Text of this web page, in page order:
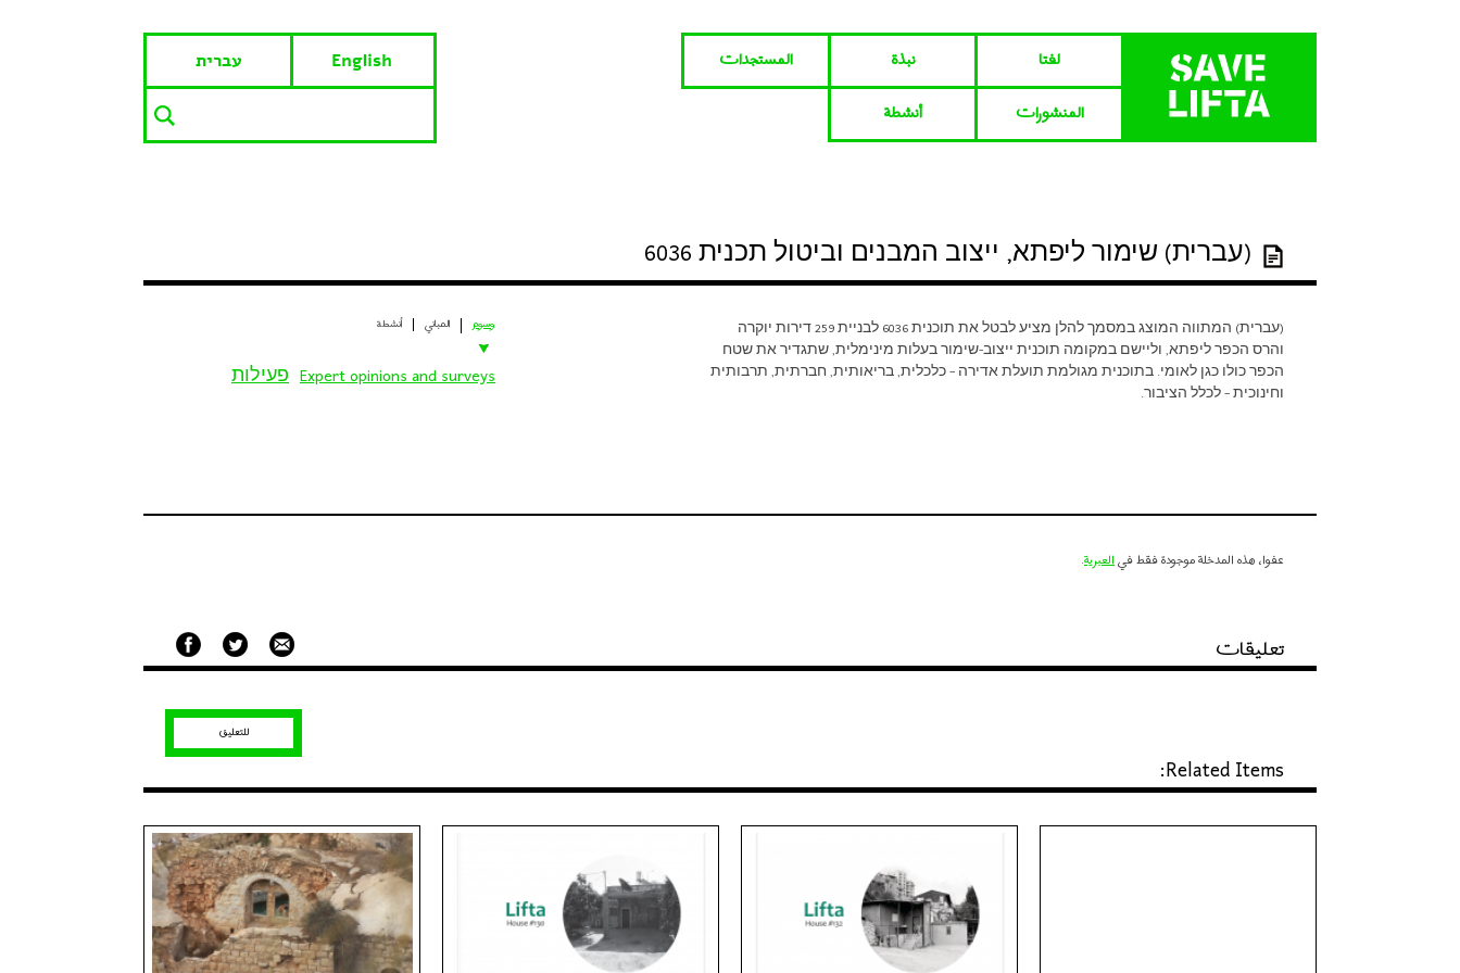
لفتا‎‎ نبذة
المستجدات
المنشورات
أنشطة
English עברית
(עברית) שימור ליפתא, ייצוב המבנים וביטול תכנית 6036
وسوم المباني أنشطة
Expert opinions and surveys פעילות
(עברית) המתווה המוצג במסמך להלן מציע לבטל את תוכנית 6036 לבניית 259 דירות יוקרה
והרס הכפר ליפתא, וליישם במקומה תוכנית ייצוב-שימור בעלות מינימלית, שתגדיר את שטח
הכפר כולו כגן לאומי. בתוכנית מגולמת תועלת אדירה – כלכלית, בריאותית, חברתית, תרבותית
וחינוכית – לכלל הציבור.
عفوا، هذه المدخلة موجودة فقط فيالعبرية.
تعليقات
للتعليق
Related Items: